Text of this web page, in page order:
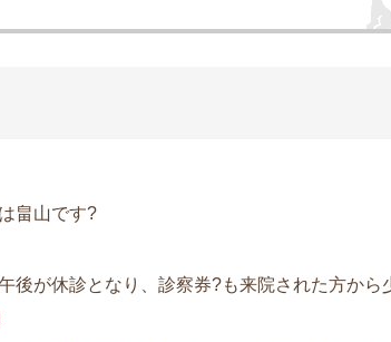
畠山です?
後が休診となり、診察券?も来院された方から